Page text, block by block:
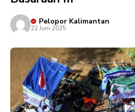
Pelopor Kalimantan
22 Juni 2025